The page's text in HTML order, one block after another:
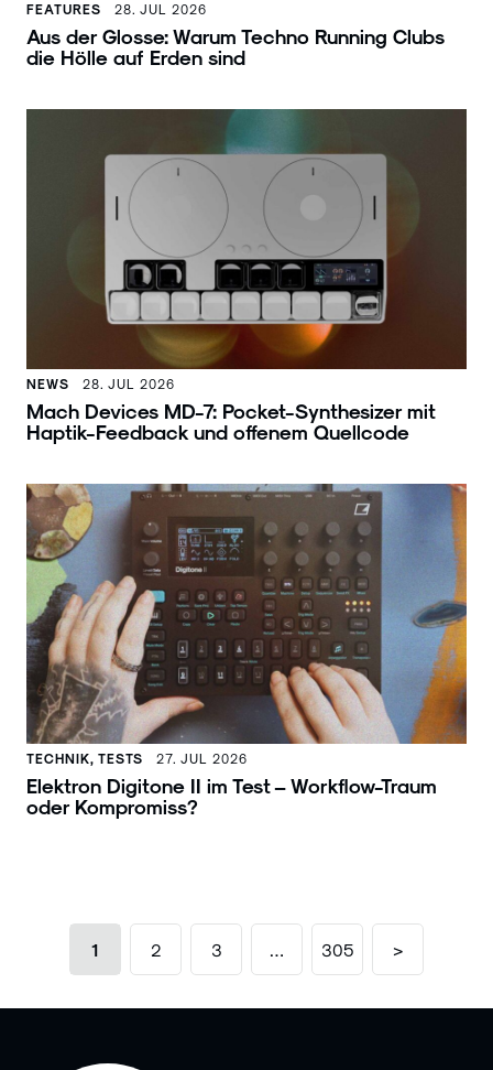
FEATURES 28. JUL 2026
Aus der Glosse: Warum Techno Running Clubs
die Hölle auf Erden sind
NEWS 28. JUL 2026
Mach Devices MD-7: Pocket-Synthesizer mit
Haptik-Feedback und offenem Quellcode
TECHNIK, TESTS 27. JUL 2026
Elektron Digitone II im Test – Workflow-Traum
oder Kompromiss?
1 2 3 … 305 >